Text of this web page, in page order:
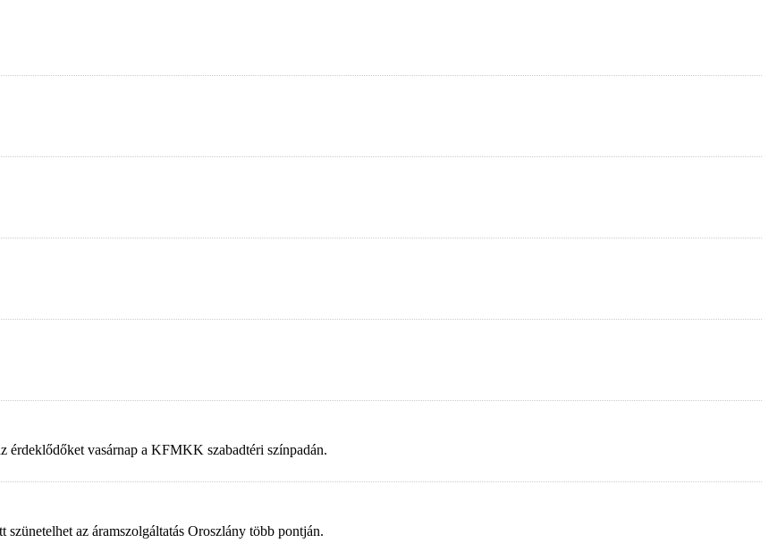
érdeklődőket vasárnap a KFMKK szabadtéri színpadán.
az áramszolgáltatás Oroszlány több pontján.